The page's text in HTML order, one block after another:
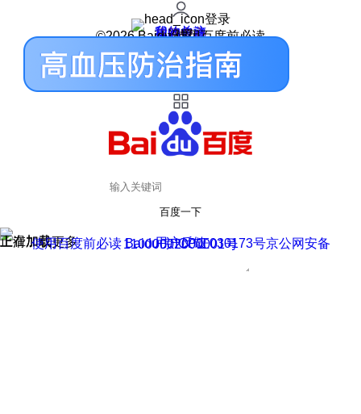
登录
我的关注
我的收藏
皮肤中心
用户反馈
设置
©2026 Baidu 使用百度前必读
百度一下
正在加载
上滑加载更多 用户反馈
使用百度前必读 Baidu 京ICP证030173号
京公网安备11000002000001号